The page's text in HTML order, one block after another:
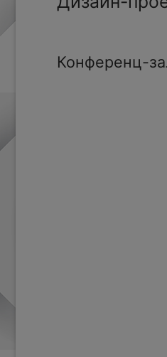
Конференц-